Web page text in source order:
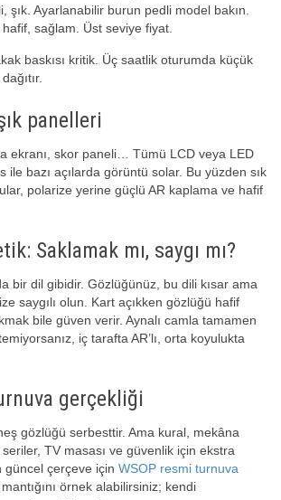
şık. Ayarlanabilir burun pedli model bakın.
sağlam. Üst seviye fiyat.
baskısı kritik. Üç saatlik oturumda küçük
panelleri
ekranı, skor paneli… Tümü LCD veya LED
ile bazı açılarda görüntü solar. Bu yüzden sık
polarize yerine güçlü AR kaplama ve hafif
Saklamak mı, saygı mı?
bir dil gibidir. Gözlüğünüz, bu dili kısar ama
saygılı olun. Kart açıkken gözlüğü hafif
bile güven verir. Aynalı camla tamamen
iç tarafta AR’lı, orta koyulukta
gerçekliği
gözlüğü serbesttir. Ama kural, mekâna
TV masası ve güvenlik için ekstra
güncel çerçeve için WSOP resmi turnuva
mantığını örnek alabilirsiniz; kendi